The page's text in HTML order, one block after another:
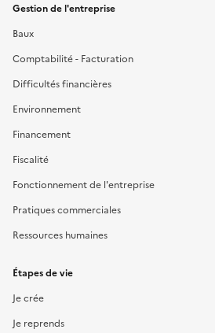
Gestion de l'entreprise
Baux
Comptabilité - Facturation
Difficultés financières
Environnement
Financement
Fiscalité
Fonctionnement de l'entreprise
Pratiques commerciales
Ressources humaines
Étapes de vie
Je crée
Je reprends